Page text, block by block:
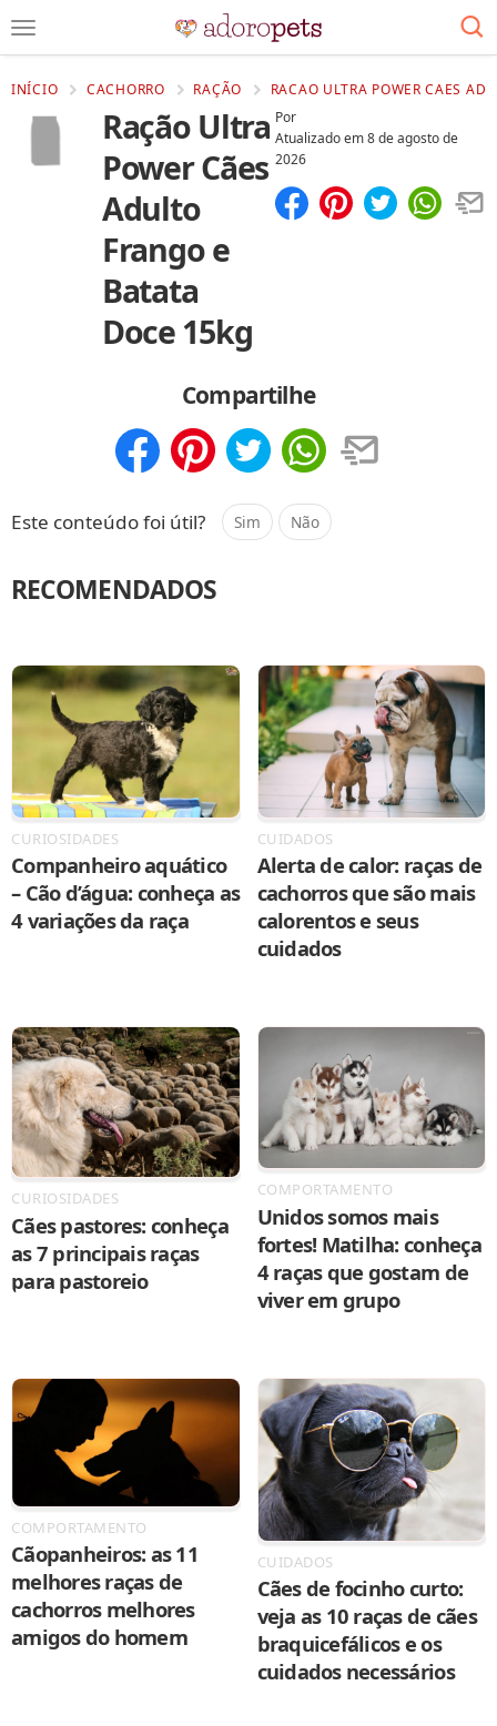
INÍCIO CACHORRO RAÇÃO RACAO ULTRA POWER CAES
Ração Ultra
Power Cães
Adulto
Frango e
Batata
Doce 15kg
Por
Atualizado em8 de agosto de
2026
Compartilhe
Este conteúdo foi útil? Sim Não
RECOMENDADOS
CURIOSIDADES
Companheiro aquático
– Cão d’água: conheça as
4 variações da raça
CUIDADOS
Alerta de calor: raças de
cachorros que são mais
calorentos e seus
cuidados
CURIOSIDADES
Cães pastores: conheça
as 7 principais raças
para pastoreio
COMPORTAMENTO
Unidos somos mais
fortes! Matilha: conheça
4 raças que gostam de
viver em grupo
COMPORTAMENTO
Cãopanheiros: as 11
melhores raças de
cachorros melhores
amigos do homem
CUIDADOS
Cães de focinho curto:
veja as 10 raças de cães
braquicefálicos e os
cuidados necessários